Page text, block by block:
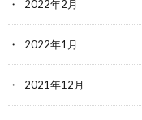
2022年2月
2022年1月
2021年12月